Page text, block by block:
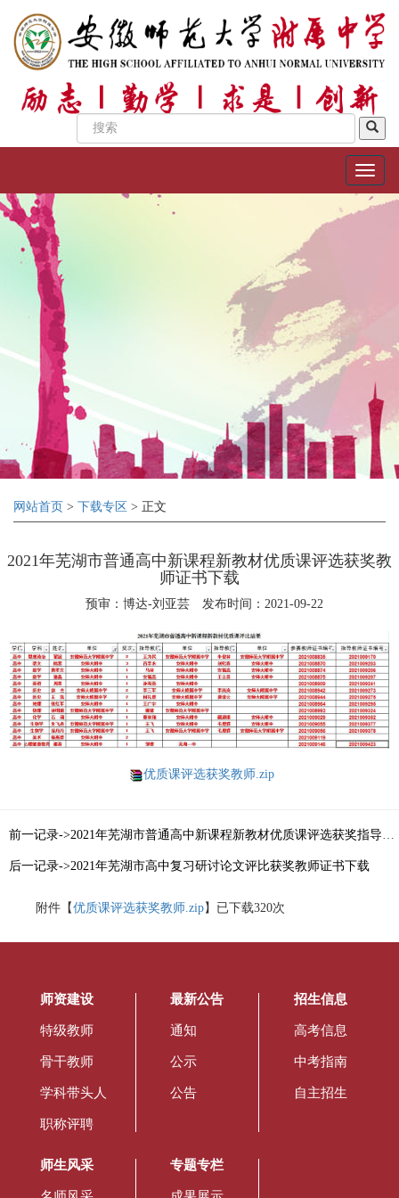
网站首页 > 下载专区 > 正文
2021年芜湖市普通高中新课程新教材优质课评选获奖教
师证书下载
预审：博达-刘亚芸 发布时间：2021-09-22
优质课评选获奖教师.zip
后一记录->2021年芜湖市高中复习研讨论文评比获奖教师证书下载
附件【优质课评选获奖教师.zip】已下载320次
师资建设
特级教师
骨干教师
学科带头人
职称评聘
最新公告
通知
公示
公告
招生信息
高考信息
中考指南
自主招生
师生风采 专题专栏